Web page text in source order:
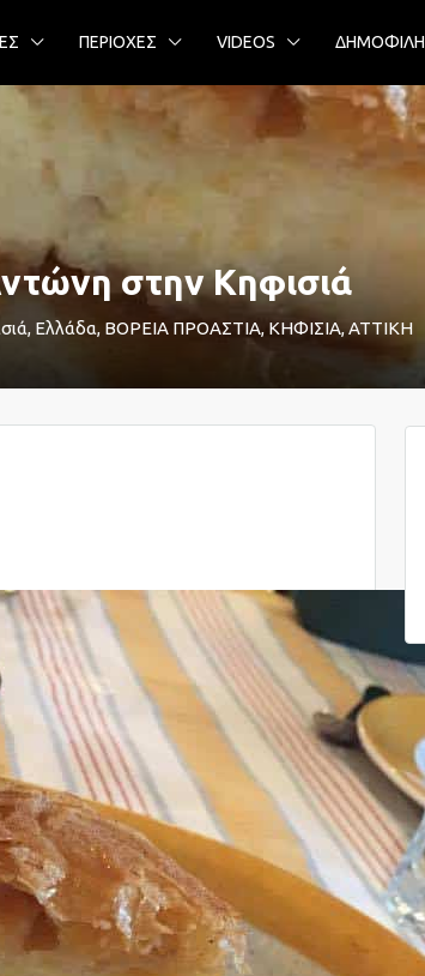
ΠΕΡΙΟΧΕΣ VIDEOS ΔΗΜΟΦΙΛΗ
στην Κηφισιά
Ελλάδα, ΒΟΡΕΙΑ ΠΡΟΑΣΤΙΑ, ΚΗΦΙΣΙΑ, ΑΤΤΙΚΗ